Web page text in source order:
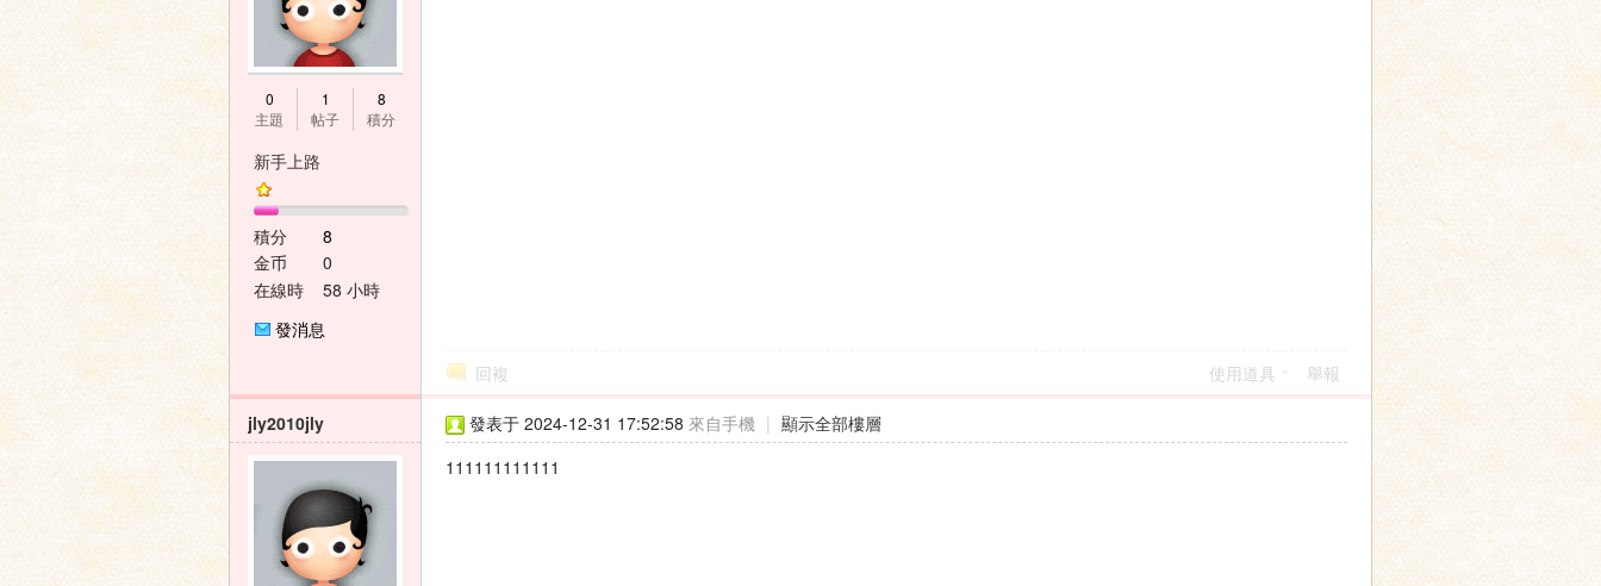
0
主題
1
帖子
8
積分
新手上路
積分
8
金币
0
在線時
58 小時
發消息
回複 使用道具 舉報
jly2010jly 發表于 2024-12-31 17:52:58 來自手機 | 顯示全部樓層
111111111111